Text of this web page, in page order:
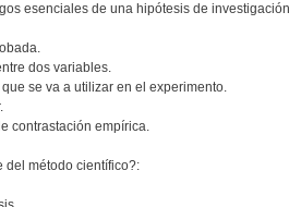
esenciales de una hipótesis de
dos variables.
se va a utilizar en el experimento.
contrastación empírica.
del método científico?: